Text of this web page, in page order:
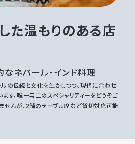
た温もりのある店
ネパール・インド料理
の伝統と文化を生かしつつ、現代に合わせ
す。唯一無二のスペシャリティーをどうぞご
せんが、2階のテーブル席など貸切対応可能